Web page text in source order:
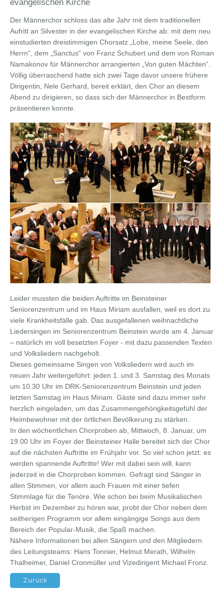
evangelischen Kirche
Der Männerchor schloss das alte Jahr mit dem traditionellen
Aufritt an Silvester in der evangelischen Kirche ab: mit dem neu
einstudierten dreistimmigen Chorsatz „Lobe, meine Seele, den
Herrn“, dem „Sanctus“ von Franz Schubert und dem von Roman
Namakonov für Männerchor arrangierten „Von guten Mächten“.
Völlig überraschend hatte sich zwei Tage davor unsere frühere
Dirigentin, Nele Gerhard, bereit erklärt, den Chor an diesem
Abend zu dirigieren, so dass sich der Männerchor in Bestform
präsentieren konnte.
Leider mussten die beiden Auftritte im Beinsteiner
Seniorenzentrum und im Haus Miriam ausfallen, weil es dort zu
viele Krankheitsfälle gab. Das ausgefallenen weihnachtliche
Liedersingen im Seniorenzentrum Beinstein wurde am 4. Januar
– natürlich im voll besetzten Foyer - mit dazu passenden Texten
und Volksliedern nachgeholt.
Dieses gemeinsame Singen von Volksliedern wird auch im
neuen Jahr weitergeführt: jeden 1. und 3. Samstag des Monats
um 10.30 Uhr im DRK-Seniorenzentrum Beinstein und jeden
letzten Samstag im Haus Miriam. Gäste sind dazu immer sehr
herzlich eingeladen, um das Zusammengehörigkeitsgefühl der
Heimbewohner mit der örtlichen Bevölkerung zu stärken.
In den wöchentlichen Chorproben ab, Mittwoch, 8. Januar, um
19.00 Uhr im Foyer der Beinsteiner Halle bereitet sich der Chor
auf die nächsten Auftritte im Frühjahr vor. So viel schon jetzt: es
werden spannende Auftritte! Wer mit dabei sein will, kann
jederzeit in die Chorproben kommen. Gefragt sind Sänger in
allen Stimmen, vor allem auch Frauen mit einer tiefen
Stimmlage für die Tenöre. Wie schon bei beim Musikalischen
Herbst im Dezember zu hören war, probt der Chor neben dem
seitherigen Programm vor allem eingängige Songs aus dem
Bereich der Popular-Musik, die Spaß machen.
Nähere Informationen bei allen Sängern und den Mitgliedern
des Leitungsteams: Hans Tonnier, Helmut Merath, Wilhelm
Thalheimer, Daniel Cronmüller und Vizedirigent Michael Fronz.
Zurück